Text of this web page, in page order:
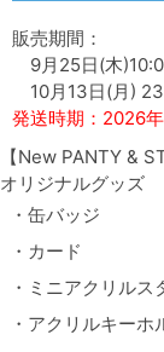
販売期間：
9月25日(木
10月13日(月)
発送時期：2026
【New PANTY &
オリジナルグッズ
・缶バッジ
・カード
・ミニアクリルス
・アクリルキーホ